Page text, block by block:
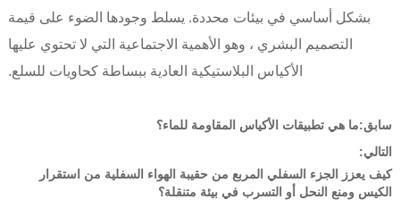
بشكل أساسي في بيئات محددة. يسلط وجودها الضوء على قيمة
التصميم البشري ، وهو الأهمية الاجتماعية التي لا تحتوي عليها
الأكياس البلاستيكية العادية ببساطة كحاويات للسلع.
سابق:ما هي تطبيقات الأكياس المقاومة للماء؟
التالي:
كيف يعزز الجزء السفلي المربع من حقيبة الهواء السفلية من استقرار
الكيس ومنع النحل أو التسرب في بيئة متنقلة؟